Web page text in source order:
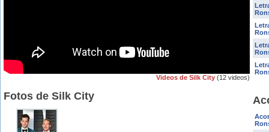
Videos de Silk City (12 videos)
Fotos de Silk City